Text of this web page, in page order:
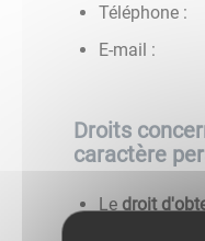
Téléphone :
E-mail :
Droits
caractère
Le droit